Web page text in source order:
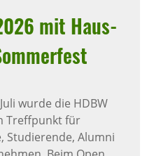
mit Haus­
wurde die HDBW
Treffpunkt für
Studierende, Alumni